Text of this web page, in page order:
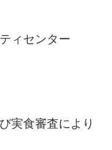
センター
食審査により